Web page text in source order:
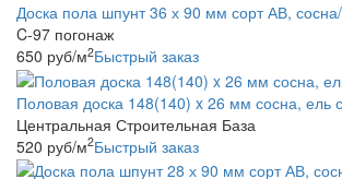
Доска пола шпунт 36 х 90 мм сорт АВ,
C-97 погонаж
650 руб/м2Быстрый заказ
Половая доска 148(140) x 26 мм сосна, ель
Центральная Строительная База
520 руб/м2Быстрый заказ